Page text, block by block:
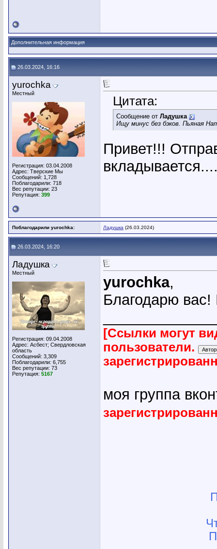
Дополнительная информация
26.03.2024, 16:16
yurochka
Местный
Регистрация: 03.04.2008
Адрес: Тверские Мы
Сообщений: 1,728
Поблагодарили: 718
Вес репутации: 23
Репутация: 399
Цитата:
Сообщение от Ладушка
Ищу минус без бэков. Пьяная
Привет!!!
Поблагодарили yurochka: Ладушка (26.03.2024)
26.03.2024, 16:20
Ладушка
Местный
Регистрация: 09.04.2008
Адрес: Асбест; Свердловская
область
Сообщений: 3,309
Поблагодарили: 6,755
Вес репутации: 73
Репутация: 5167
yurochka,
Благодарю
[Ссылки могут
пользователи.
моя группа